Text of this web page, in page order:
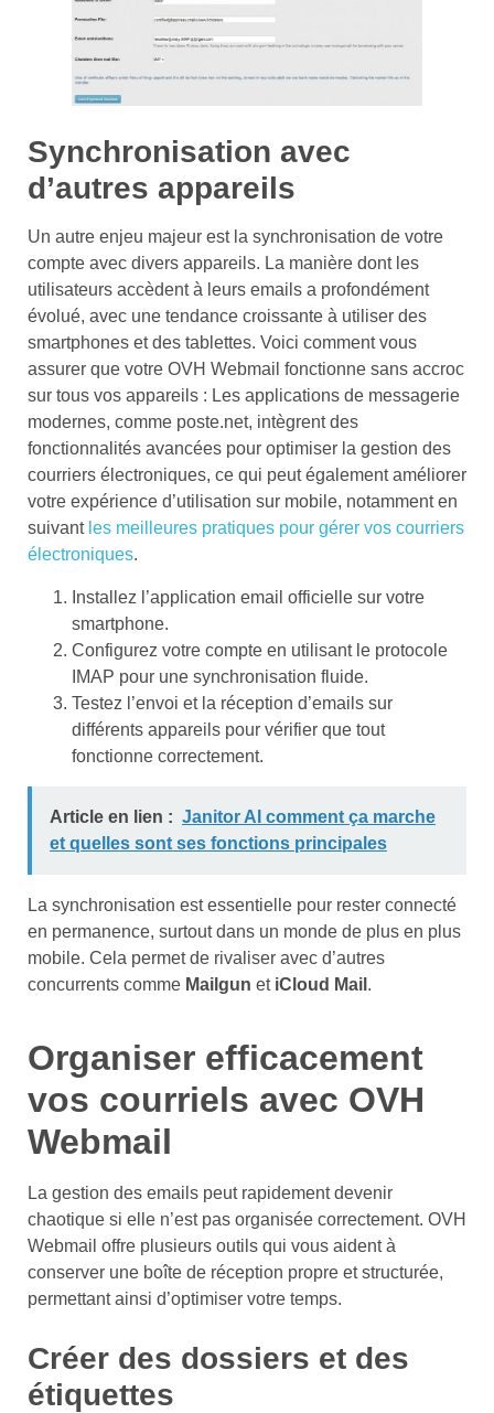
Synchronisation avec
d’autres appareils
Un autre enjeu majeur est la synchronisation de votre
compte avec divers appareils. La manière dont les
utilisateurs accèdent à leurs emails a profondément
évolué, avec une tendance croissante à utiliser des
smartphones et des tablettes. Voici comment vous
assurer que votre OVH Webmail fonctionne sans accroc
sur tous vos appareils : Les applications de messagerie
modernes, comme poste.net, intègrent des
fonctionnalités avancées pour optimiser la gestion des
courriers électroniques, ce qui peut également améliorer
votre expérience d’utilisation sur mobile, notamment en
suivant les meilleures pratiques pour gérer vos courriers
électroniques.
Installez l’application email officielle sur votre
smartphone.
Configurez votre compte en utilisant le protocole
IMAP pour une synchronisation fluide.
Testez l’envoi et la réception d’emails sur
différents appareils pour vérifier que tout
fonctionne correctement.
Article en lien : Janitor AI comment ça marche
et quelles sont ses fonctions principales
La synchronisation est essentielle pour rester connecté
en permanence, surtout dans un monde de plus en plus
mobile. Cela permet de rivaliser avec d’autres
concurrents comme Mailgun et iCloud Mail .
Organiser efficacement
vos courriels avec OVH
Webmail
La gestion des emails peut rapidement devenir
chaotique si elle n’est pas organisée correctement. OVH
Webmail offre plusieurs outils qui vous aident à
conserver une boîte de réception propre et structurée,
permettant ainsi d’optimiser votre temps.
Créer des dossiers et des
étiquettes